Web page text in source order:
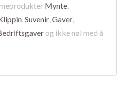
Mynte,
,Suvenir,Gaver,
og ikke nøl med å